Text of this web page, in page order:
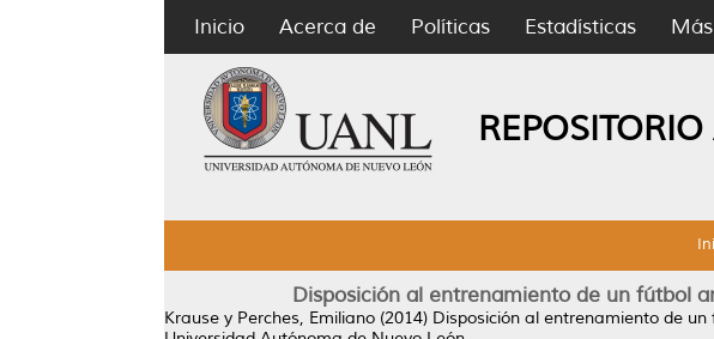
Inicio Acerca de Políticas Estadísticas
Disposición al entrenamiento de un fútbol
Krause y Perches, Emiliano (2014) Disposición al entrenamiento de